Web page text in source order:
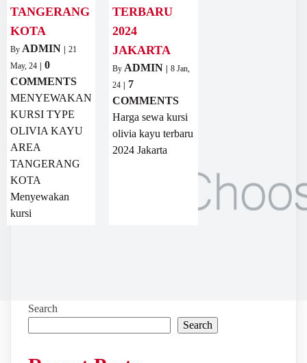
TANGERANG
KOTA
By ADMIN | 21
May, 24 | 0
COMMENTS
MENYEWAKAN
KURSI TYPE
OLIVIA KAYU
AREA
TANGERANG
KOTA
Menyewakan
kursi
TERBARU
2024
JAKARTA
By ADMIN | 8 Jan,
24 | 7
COMMENTS
Harga sewa kursi
olivia kayu terbaru
2024 Jakarta
Search
Search